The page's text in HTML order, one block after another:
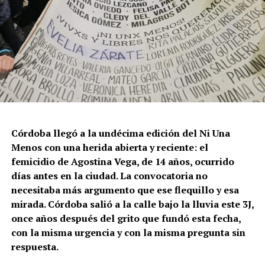
Córdoba llegó a la undécima edición del Ni Una
Menos con una herida abierta y reciente: el
femicidio de Agostina Vega, de 14 años, ocurrido
días antes en la ciudad. La convocatoria no
necesitaba más argumento que ese flequillo y esa
mirada. Córdoba salió a la calle bajo la lluvia este 3J,
once años después del grito que fundó esta fecha,
con la misma urgencia y con la misma pregunta sin
respuesta.